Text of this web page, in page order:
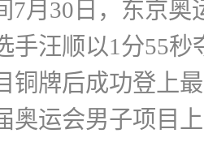
7月30日，东京
手汪顺以1分55
铜牌后成功登上
奥运会男子项目